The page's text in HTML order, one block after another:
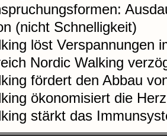
(nicht Schnelligkeit)
löst Verspannungen
Nordic Walking
fördert den Abbau
ökonomisiert die
stärkt das